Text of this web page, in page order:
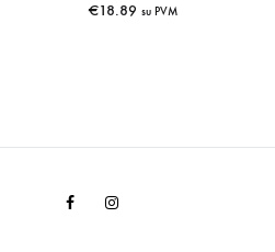
€18.89 su PVM
FacebookInstagram